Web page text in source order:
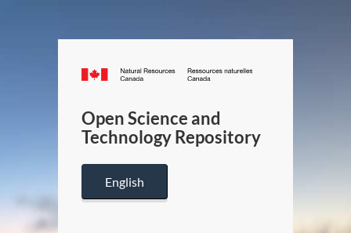
Canada.ca
/
Canada
Open Science and
Technology Repository
English